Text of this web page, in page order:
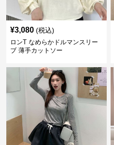
¥3,080 (税込)
ロンT なめらかドルマンスリー
ブ 薄手カットソー